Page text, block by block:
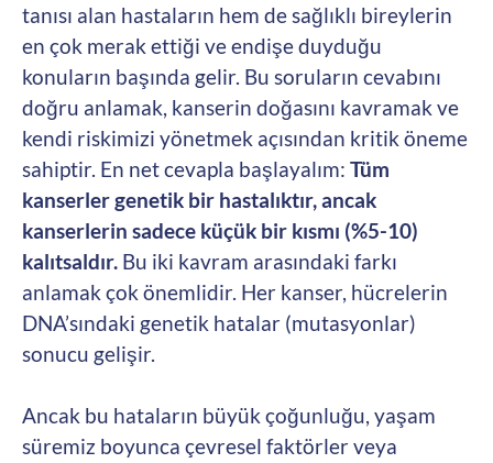
tanısı alan hastaların hem de sağlıklı bireylerin
en çok merak ettiği ve endişe duyduğu
konuların başında gelir. Bu soruların cevabını
doğru anlamak, kanserin doğasını kavramak ve
kendi riskimizi yönetmek açısından kritik öneme
sahiptir. En net cevapla başlayalım: Tüm
kanserler genetik bir hastalıktır, ancak
kanserlerin sadece küçük bir kısmı (%5-10)
kalıtsaldır. Bu iki kavram arasındaki farkı
anlamak çok önemlidir. Her kanser, hücrelerin
DNA’sındaki genetik hatalar (mutasyonlar)
sonucu gelişir.
Ancak bu hataların büyük çoğunluğu, yaşam
süremiz boyunca çevresel faktörler veya